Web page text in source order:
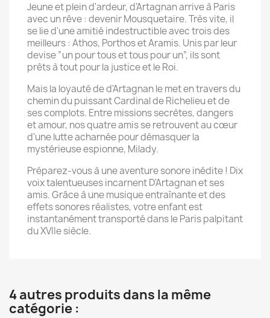
Jeune et plein d'ardeur, d'Artagnan arrive à Paris
avec un rêve : devenir Mousquetaire. Très vite, il
se lie d'une amitié indestructible avec trois des
meilleurs : Athos, Porthos et Aramis. Unis par leur
devise ”un pour tous et tous pour un”, ils sont
prêts à tout pour la justice et le Roi.
Mais la loyauté de d'Artagnan le met en travers du
chemin du puissant Cardinal de Richelieu et de
ses complots. Entre missions secrètes, dangers
et amour, nos quatre amis se retrouvent au cœur
d'une lutte acharnée pour démasquer la
mystérieuse espionne, Milady.
Préparez-vous à une aventure sonore inédite ! Dix
voix talentueuses incarnent D'Artagnan et ses
amis. Grâce à une musique entraînante et des
effets sonores réalistes, votre enfant est
instantanément transporté dans le Paris palpitant
du XVIIe siècle.
4 autres produits dans la même
catégorie :